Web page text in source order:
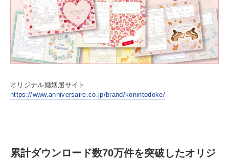
オリジナル婚姻届サイト
https://www.anniversaire.co.jp/brand/konintodoke/
累計ダウンロード数70万件を突破したオリジ